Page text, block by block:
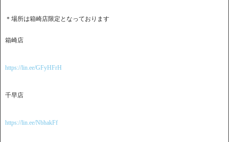
＊場所は箱崎店限定となっております
箱崎店
https://lin.ee/GFyHFrH
千早店
https://lin.ee/NbhakFf